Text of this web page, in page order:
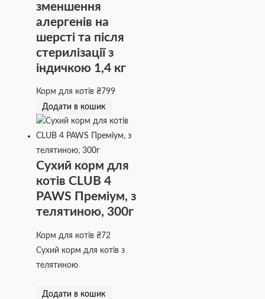
зменшення
алергенів на
шерсті та після
стерилізації з
індичкою 1,4 кг
Корм для котів₴799
Додати в кошик
Сухий корм для
котів CLUB 4
PAWS Преміум, з
телятиною, 300г
Корм для котів₴72
Сухий корм для котів з
телятиною
Додати в кошик